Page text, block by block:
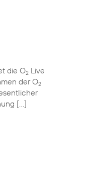
die O2 Live
der O2
[…]